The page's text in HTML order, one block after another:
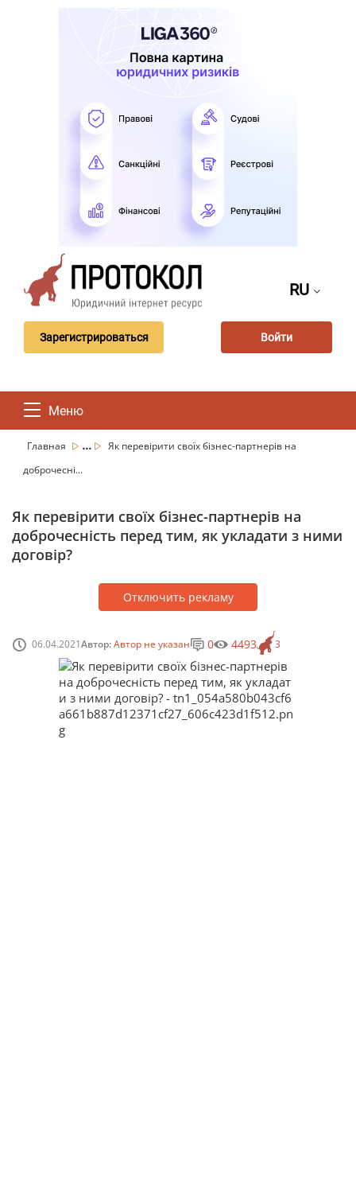
RU
Зарегистрироваться Войти
Меню
Главная ...
Як перевірити своїх бізнес-партнерів на
доброчесні...
Як перевірити своїх бізнес-партнерів на
доброчесність перед тим, як укладати з ними
договір?
Отключить рекламу
06.04.2021Автор:Автор не указан 3
0 4493